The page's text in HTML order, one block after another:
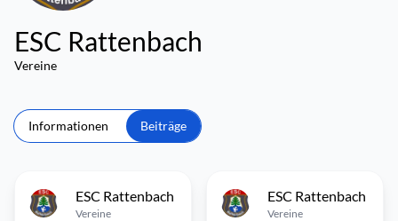
ESC Rattenbach
Vereine
Informationen Beiträge
ESC Rattenbach
Vereine
ESC Rattenbach
Vereine